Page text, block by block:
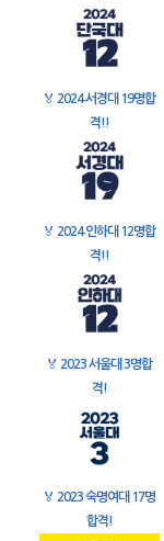
🏅 2024 서경대 19명합
격!!
🏅 2024 인하대 12명합
격!!
🏅 2023 서울대 3명합
격!
🏅 2023 숙명여대 17명
합격!